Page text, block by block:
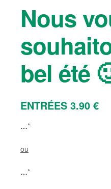
Nous
bel été
ENTRÉES 3.90 €
…*
ou
…*